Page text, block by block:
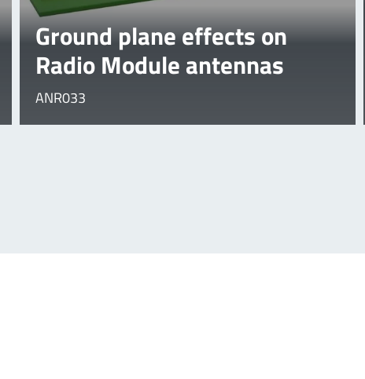
Ground plane effects on
Radio Module antennas
ANR033